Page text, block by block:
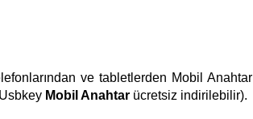
ve tabletlerden Mobil Anahtar
Usbkey Mobil Anahtar ücretsiz indirilebilir).